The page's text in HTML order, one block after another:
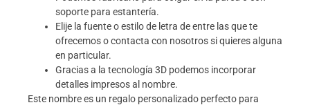
soporte para estantería.
Elije la fuente o estilo de letra de entre las que te
ofrecemos o contacta con nosotros si quieres alguna
en particular.
Gracias a la tecnología 3D podemos incorporar
detalles impresos al nombre.
Este nombre es un regalo personalizado perfecto para